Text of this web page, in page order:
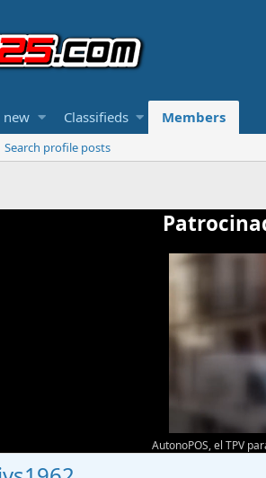
new Classifieds Members
Search profile posts
AutonoPOS, el TPV